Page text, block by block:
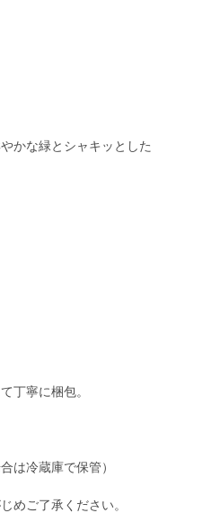
かな緑とシャキッとした
丁寧に梱包。
は冷蔵庫で保管）
めご了承ください。